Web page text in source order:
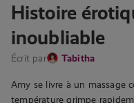
Histoire
inoubliable
Écrit par Tabitha
Amy se livre à un massage
température grimpe